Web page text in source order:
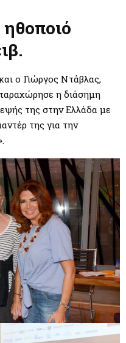
ο Γιώργος Ντάβλας,
η διάσημη
της στην Ελλάδα με
της για την